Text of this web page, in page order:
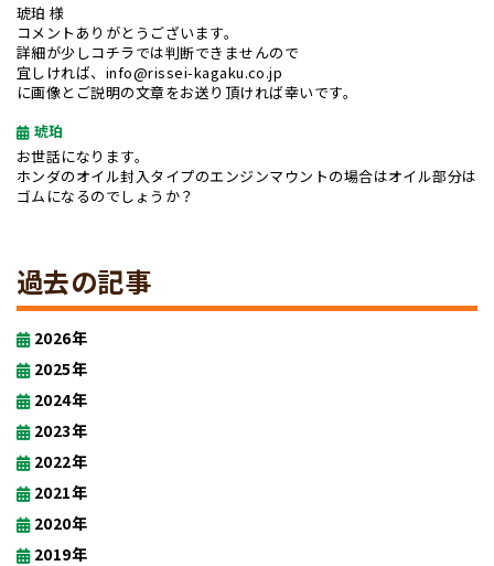
琥珀 様
コメントありがとうございます。
詳細が少しコチラでは判断できませんので
宜しければ、info@rissei-kagaku.co.jp
に画像とご説明の文章をお送り頂ければ幸いです。
琥珀
お世話になります。
ホンダのオイル封入タイプのエンジンマウントの場合はオイル部分は
ゴムになるのでしょうか？
過去の記事
2026年
2025年
2024年
2023年
2022年
2021年
2020年
2019年